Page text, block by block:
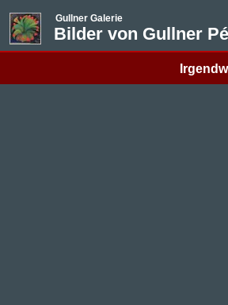
Gullner Galerie
Bilder von Gullner